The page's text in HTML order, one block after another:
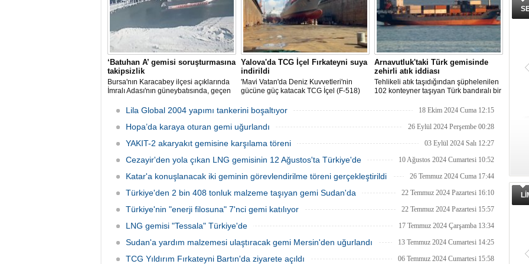
‘Batuhan A’ gemisi soruşturmasına
takipsizlik
Bursa'nın Karacabey ilçesi açıklarında
İmralı Adası'nın güneybatısında, geçen
batmasıyla ilgili başlatılan soruşturma,
Yalova'da TCG İçel Fırkateyni suya
indirildi
'Mavi Vatan'da Deniz Kuvvetleri'nin
gücüne güç katacak TCG İçel (F-518)
düzenlenen törenle suya indirildi.
Arnavutluk'taki Türk gemisinde
zehirli atık iddiası
Tehlikeli atık taşıdığından şüphelenilen
102 konteyner taşıyan Türk bandıralı bir
izleme kuruluşunun uyarısı üzerine
Lila Global 2004 yapımı tankerini boşaltıyor 18 Ekim 2024 Cuma 12:15
Hopa’da karaya oturan gemi uğurlandı 26 Eylül 2024 Perşembe 00:28
YAKIT-2 akaryakıt gemisine karşılama töreni 03 Eylül 2024 Salı 12:27
Cezayir'den yola çıkan LNG gemisinin 12 Ağustos'ta Türkiye'de 10 Ağustos 2024 Cumartesi 10:52
Katar'a konuşlanacak iki geminin görevlendirilme töreni gerçekleştirildi 26 Temmuz 2024 Cuma 17:44
Türkiye'den 2 bin 408 tonluk malzeme taşıyan gemi Sudan'da 22 Temmuz 2024 Pazartesi 16:10
Türkiye'nin "enerji filosuna" 7'nci gemi katılıyor 22 Temmuz 2024 Pazartesi 15:57
LNG gemisi "Tessala" Türkiye'de 17 Temmuz 2024 Çarşamba 13:34
Sudan'a yardım malzemesi ulaştıracak gemi Mersin'den uğurlandı 13 Temmuz 2024 Cumartesi 14:25
TCG Yıldırım Fırkateyni Bartın'da ziyarete açıldı 06 Temmuz 2024 Cumartesi 15:58